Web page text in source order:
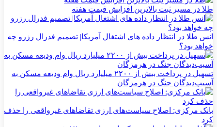
طلا در مسیر ثبت بالاترین افزایش قیمت هفته
انس طلا در انتظار داده های اشتغال آمریکا| تصمیم فدرال رزرو چه
خواهد بود؟
تسهیل در پرداخت بیش از ۲۲۰۰ میلیارد ریال وام ودیعه مسکن به
آسیب‌دیدگان جنگ در هرمزگان
بانک مرکزی: اصلاح سیاست‌های ارزی تقاضاهای غیرواقعی را حذف
کرد